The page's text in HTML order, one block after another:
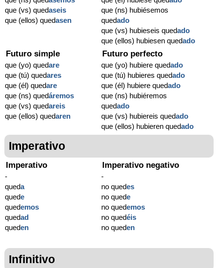
que (vs) quedaseis
que (ellos) quedasen
que (ns) hubiésemos
quedado
que (vs) hubieseis quedado
que (ellos) hubiesen quedado
Futuro simple
que (yo) quedare
que (tú) quedares
que (él) quedare
que (ns) quedáremos
que (vs) quedareis
que (ellos) quedaren
Futuro perfecto
que (yo) hubiere quedado
que (tú) hubieres quedado
que (él) hubiere quedado
que (ns) hubiéremos
quedado
que (vs) hubiereis quedado
que (ellos) hubieren quedado
Imperativo
Imperativo
-
queda
quede
quedemos
quedad
queden
Imperativo negativo
-
no quedes
no quede
no quedemos
no quedéis
no queden
Infinitivo